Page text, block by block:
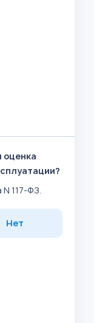
оценка
117-ФЗ.
Нет